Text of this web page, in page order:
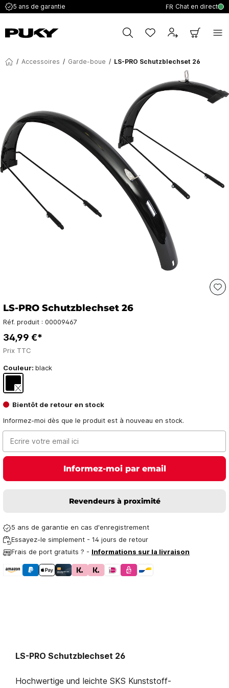
5 ans de garantie FR Chat en direct
/ Accessoires / Garde-boue / LS-PRO Schutzblechset 26
LS-PRO Schutzblechset 26
Réf. produit : 00009467
34,99 €*
Prix TTC
Couleur: black
Bientôt de retour en stock
Informez-moi dès que le produit est à nouveau en stock.
Ecrire votre email ici
Informez-moi par email
Revendeurs à proximité
5 ans de garantie en cas d'enregistrement
Essayez-le simplement - 14 jours de retour
Frais de port gratuits ? - Informations sur la livraison
LS-PRO Schutzblechset 26
Hochwertige und leichte SKS Kunststoff-